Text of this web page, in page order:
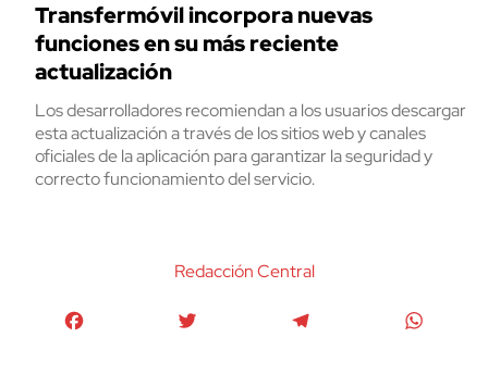
Transfermóvil incorpora nuevas
funciones en su más reciente
actualización
Los desarrolladores recomiendan a los usuarios descargar
esta actualización a través de los sitios web y canales
oficiales de la aplicación para garantizar la seguridad y
correcto funcionamiento del servicio.
Redacción Central